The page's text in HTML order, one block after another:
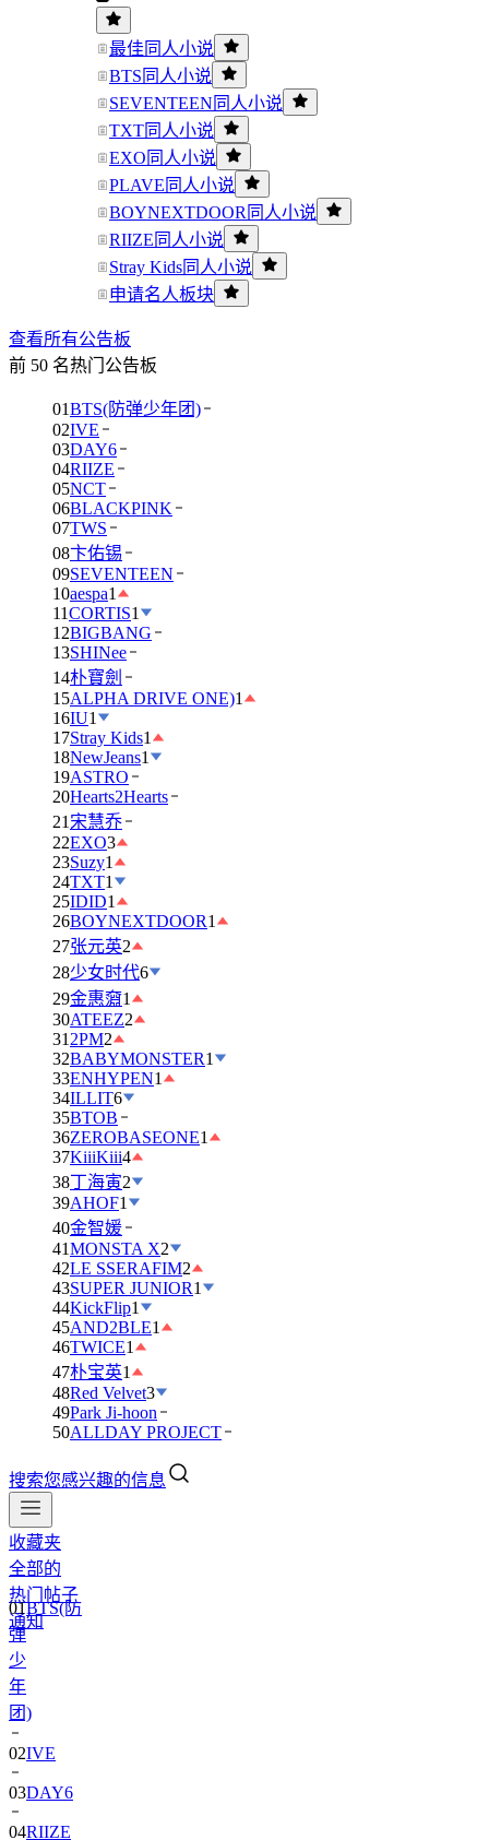
最佳同人小说
BTS同人小说
SEVENTEEN同人小说
TXT同人小说
EXO同人小说
PLAVE同人小说
BOYNEXTDOOR同人小说
RIIZE同人小说
Stray Kids同人小说
申请名人板块
查看所有公告板
前 50 名热门公告板
01BTS(防弹少年团)
02IVE
03DAY6
04RIIZE
05NCT
06BLACKPINK
07TWS
08卞佑锡
09SEVENTEEN
10aespa1
11CORTIS1
12BIGBANG
13SHINee
14朴寶劍
15ALPHA DRIVE ONE)1
16IU1
17Stray Kids1
18NewJeans1
19ASTRO
20Hearts2Hearts
21 宋慧乔
22EXO3
23Suzy1
24TXT1
25IDID1
26BOYNEXTDOOR1
27张元英2
28少女时代6
29金惠奫1
30ATEEZ2
31 2PM2
32BABYMONSTER1
33ENHYPEN1
34ILLIT6
35BTOB
36ZEROBASEONE1
37KiiiKiii4
38丁海寅2
39AHOF1
40金智媛
41MONSTA X2
42LE SSERAFIM2
43SUPER JUNIOR1
44KickFlip1
45AND2BLE1
46TWICE1
47朴宝英1
48Red Velvet3
49Park Ji-hoon
50ALLDAY PROJECT
搜索您感兴趣的信息
收藏夹
全部的
热门帖子
通知
01BTS(防
弹
少
年
团)
02IVE
03DAY6
04RIIZE
05NCT